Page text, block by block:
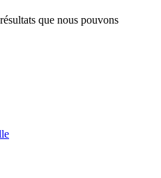
que nous pouvons